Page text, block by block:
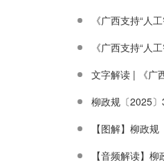
《广西支持“人
《广西支持“人
文字解读 | 《广
柳政规〔2025
【图解】柳政